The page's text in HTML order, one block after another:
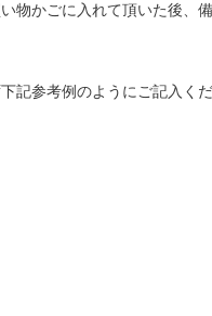
物かごに入れて頂いた後、
記参考例のようにご記入くだ